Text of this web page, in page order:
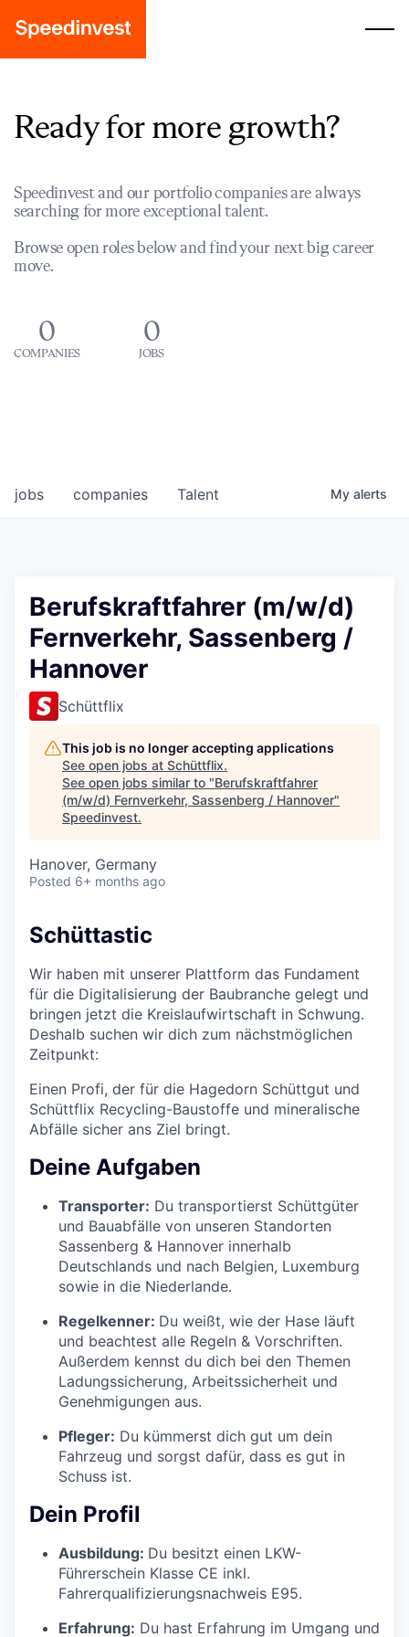
Ready for more growth?
Speedinvest and our portfolio companies are always
searching for more exceptional talent.
Browse open roles below and find your next big career
move.
0
COMPANIES
0
JOBS
jobs companies Talent My alerts
Berufskraftfahrer (m/w/d)
Fernverkehr, Sassenberg /
Hannover
Schüttflix
This job is no longer accepting applications
See open jobs at Schüttflix.
See open jobs similar to "Berufskraftfahrer
(m/w/d) Fernverkehr, Sassenberg / Hannover"
Speedinvest.
Hanover, Germany
Posted 6+ months ago
Schüttastic
Wir haben mit unserer Plattform das Fundament
für die Digitalisierung der Baubranche gelegt und
bringen jetzt die Kreislaufwirtschaft in Schwung.
Deshalb suchen wir dich zum nächstmöglichen
Zeitpunkt:
Einen Profi, der für die Hagedorn Schüttgut und
Schüttflix Recycling-Baustoffe und mineralische
Abfälle sicher ans Ziel bringt.
Deine Aufgaben
Transporter: Du transportierst Schüttgüter
und Bauabfälle von unseren Standorten
Sassenberg & Hannover innerhalb
Deutschlands und nach Belgien, Luxemburg
sowie in die Niederlande.
Regelkenner: Du weißt, wie der Hase läuft
und beachtest alle Regeln & Vorschriften.
Außerdem kennst du dich bei den Themen
Ladungssicherung, Arbeitssicherheit und
Genehmigungen aus.
Pfleger: Du kümmerst dich gut um dein
Fahrzeug und sorgst dafür, dass es gut in
Schuss ist.
Dein Profil
Ausbildung: Du besitzt einen LKW-
Führerschein Klasse CE inkl.
Fahrerqualifizierungsnachweis E95.
Erfahrung: Du hast Erfahrung im Umgang und